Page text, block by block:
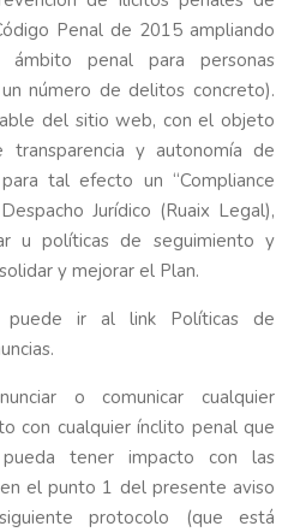
Penal de 2015 ampliando
ámbito penal para personas
número de delitos concreto).
del sitio web, con el objeto
transparencia y autonomía de
tal efecto un “Compliance
Jurídico (Ruaix Legal),
u políticas de seguimiento y
y mejorar el Plan.
puede ir al link Políticas de
o comunicar cualquier
con cualquier ínclito penal que
tener impacto con las
el punto 1 del presente aviso
protocolo (que está